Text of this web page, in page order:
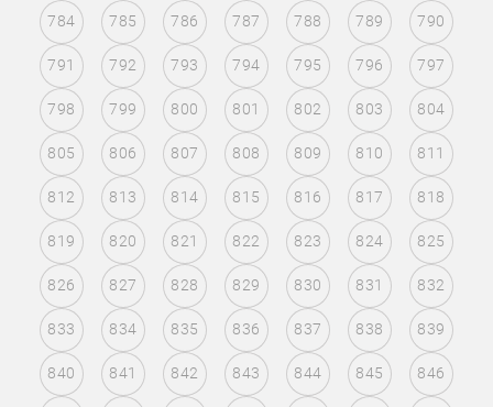
784 785 786 787 788 789 790
791 792 793 794 795 796 797
798 799 800 801 802 803 804
805 806 807 808 809 810 811
812 813 814 815 816 817 818
819 820 821 822 823 824 825
826 827 828 829 830 831 832
833 834 835 836 837 838 839
840 841 842 843 844 845 846